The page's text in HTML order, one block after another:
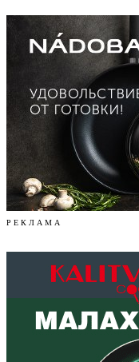
Р Е К Л А М А